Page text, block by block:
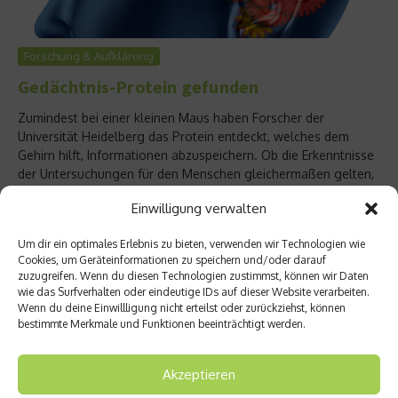
Einwilligung verwalten
Um dir ein optimales Erlebnis zu bieten, verwenden wir Technologien wie
Cookies, um Geräteinformationen zu speichern und/oder darauf
zuzugreifen. Wenn du diesen Technologien zustimmst, können wir Daten
wie das Surfverhalten oder eindeutige IDs auf dieser Website verarbeiten.
Wenn du deine Einwillligung nicht erteilst oder zurückziehst, können
bestimmte Merkmale und Funktionen beeinträchtigt werden.
Akzeptieren
Forschung & Aufklärung
Gedächtnis-Protein gefunden
Zumindest bei einer kleinen Maus haben Forscher der
Universität Heidelberg das Protein entdeckt, welches dem
Gehirn hilft, Informationen abzuspeichern. Ob die Erkenntnisse
der Untersuchungen für den Menschen gleichermaßen gelten,